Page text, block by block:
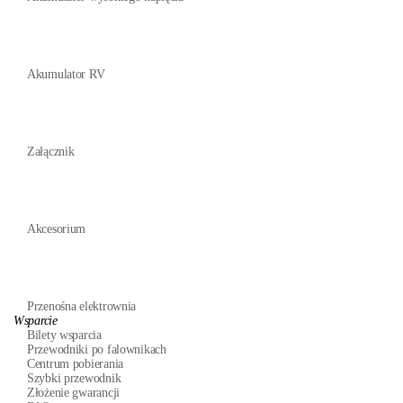
Akumulator RV
Załącznik
Akcesorium
Przenośna elektrownia
Wsparcie
Bilety wsparcia
Przewodniki po falownikach
Centrum pobierania
Szybki przewodnik
Złożenie gwarancji